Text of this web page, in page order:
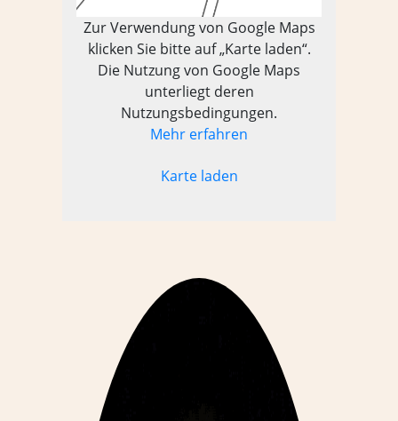
Zur Verwendung von Google Maps
klicken Sie bitte auf „Karte laden“.
Die Nutzung von Google Maps
unterliegt deren
Nutzungsbedingungen.
Mehr erfahren
Karte laden